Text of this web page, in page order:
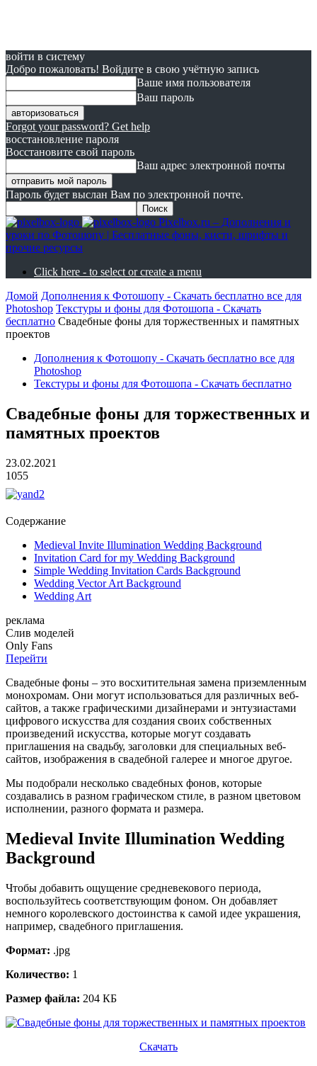
войти в систему
Добро пожаловать! Войдите в свою учётную запись
Ваше имя пользователя
Ваш пароль
Forgot your password? Get help
восстановление пароля
Восстановите свой пароль
Ваш адрес электронной почты
Пароль будет выслан Вам по электронной почте.
Pixelbox.ru – Дополнения и
уроки по Фотошопу | Бесплатные фоны, кисти, шрифты и
прочие ресурсы
Click here - to select or create a menu
Домой Дополнения к Фотошопу - Скачать бесплатно все для
Photoshop Текстуры и фоны для Фотошопа - Скачать
бесплатно Свадебные фоны для торжественных и памятных
проектов
Дополнения к Фотошопу - Скачать бесплатно все для
Photoshop
Текстуры и фоны для Фотошопа - Скачать бесплатно
Свадебные фоны для торжественных и
памятных проектов
23.02.2021
1055
Содержание
Medieval Invite Illumination Wedding Background
Invitation Card for my Wedding Background
Simple Wedding Invitation Cards Background
Wedding Vector Art Background
Wedding Art
реклама
Слив моделей
Only Fans
Перейти
Свадебные фоны – это восхитительная замена приземленным
монохромам. Они могут использоваться для различных веб-
сайтов, а также графическими дизайнерами и энтузиастами
цифрового искусства для создания своих собственных
произведений искусства, которые могут создавать
приглашения на свадьбу, заголовки для специальных веб-
сайтов, изображения в свадебной галерее и многое другое.
Мы подобрали несколько свадебных фонов, которые
создавались в разном графическом стиле, в разном цветовом
исполнении, разного формата и размера.
Medieval Invite Illumination Wedding
Background
Чтобы добавить ощущение средневекового периода,
воспользуйтесь соответствующим фоном. Он добавляет
немного королевского достоинства к самой идее украшения,
например, свадебного приглашения.
Формат: .jpg
Количество: 1
Размер файла: 204 КБ
Скачать